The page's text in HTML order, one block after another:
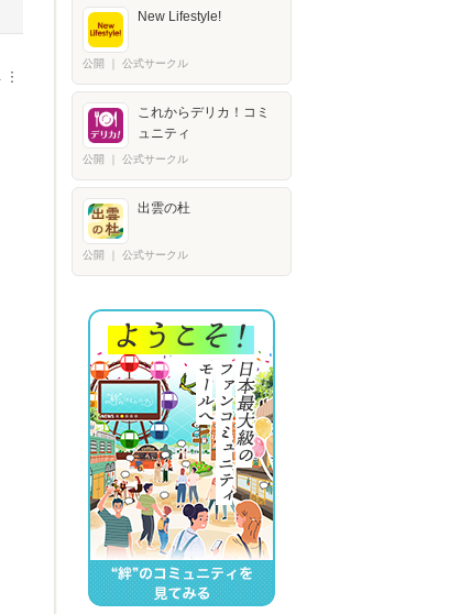
︙
New Lifestyle!
公開 公式サークル
これからデリカ！コミ
ュニティ
公開 公式サークル
出雲の杜
公開 公式サークル